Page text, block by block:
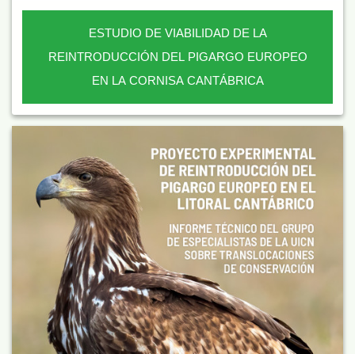
ESTUDIO DE VIABILIDAD DE LA
REINTRODUCCIÓN DEL PIGARGO EUROPEO
EN LA CORNISA CANTÁBRICA